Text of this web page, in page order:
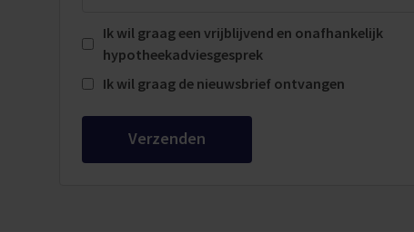
Ik wil graag een vrijblijvend en onafhankelijk
hypotheekadviesgesprek
Ik wil graag de nieuwsbrief ontvangen
Verzenden